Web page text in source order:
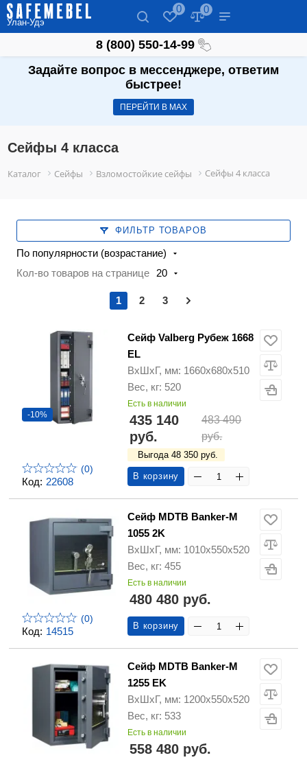
Улан-Удэ
0 0
8 (800) 550-14-99
Задайте вопрос в мессенджере, ответим
быстрее!
ПЕРЕЙТИ В МАХ
Сейфы 4 класса
Каталог Сейфы Взломостойкие сейфы Сейфы 4 класса
ФИЛЬТР ТОВАРОВ
По популярности (возрастание)
Кол-во товаров на странице
20
1 2 3
Код: 22608
-10%
(0)
Сейф Valberg Рубеж 1668
EL
ВхШхГ, мм: 1660х680х510
Вес, кг: 520
Есть в наличии
435 140
руб.
483 490
руб.
Выгода 48 350 руб.
В корзину
Код: 14515
(0)
Сейф MDTB Banker-M
1055 2K
ВхШхГ, мм: 1010х550х520
Вес, кг: 455
Есть в наличии
480 480 руб.
В корзину
Сейф MDTB Banker-M
1255 EK
ВхШхГ, мм: 1200х550х520
Вес, кг: 533
Есть в наличии
558 480 руб.